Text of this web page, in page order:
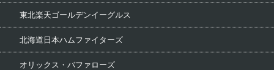
東北楽天ゴールデンイーグルス
北海道日本ハムファイターズ
オリックス・バファローズ